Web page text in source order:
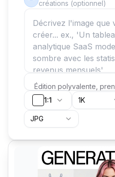
créations (optionnel)
Édition polyvalente,
1:1
1K
JPG